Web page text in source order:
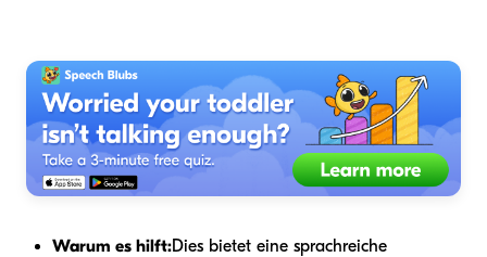
Warum es hilft:Dies bietet eine sprachreiche